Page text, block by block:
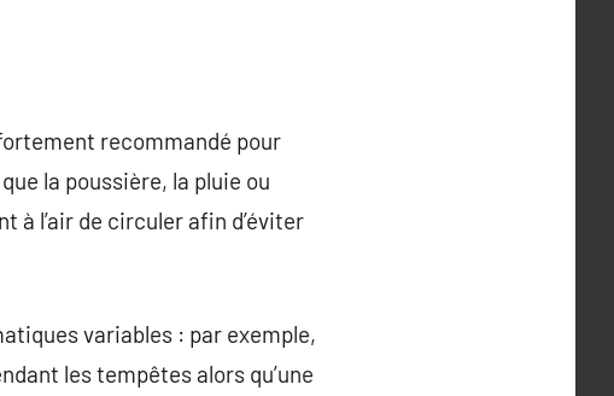
recommandé pour
la poussière, la pluie ou
à l’air de circuler afin d’éviter
variables : par exemple,
les tempêtes alors qu’une